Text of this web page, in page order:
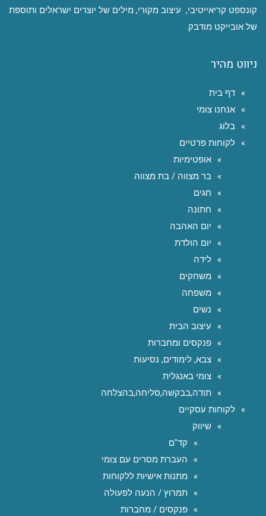
קונספט קריאייטיבי, עיצוב מקורי, מילים של יוצרים ישראלים ותוספת
של אובייקט מודבק.
ניווט מהיר
דף בית
אנחנו צומי
בלוג
לקוחות פרטיים
אופטימיות
בר מצווה / בת מצווה
חגים
חתונה
יום האהבה
יום הולדת
לידה
משחקים
משפחה
נשים
עיצוב הבית
פנקסים ומחברות
צבא, לימודים, נסיעות
צומי באנגלית
תודה,בבקשה,סליחה,בהצלחה
לקוחות עסקיים
שיווק
קד"ם
העברת מסרים עם צומי
מתנות אישיות ללקוחות
תמרוץ / הנעה לפעולה
פנקסים / מחברות